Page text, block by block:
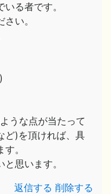
る者です。
い。
うな点が当たって
ど)を頂ければ、具
。
思います。
返信する 削除する